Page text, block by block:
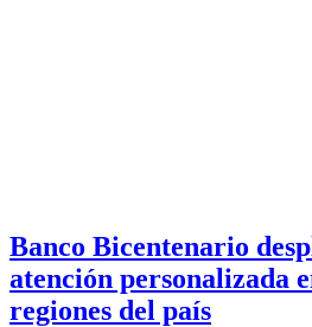
Banco Bicentenario
atención personalizada
regiones del país